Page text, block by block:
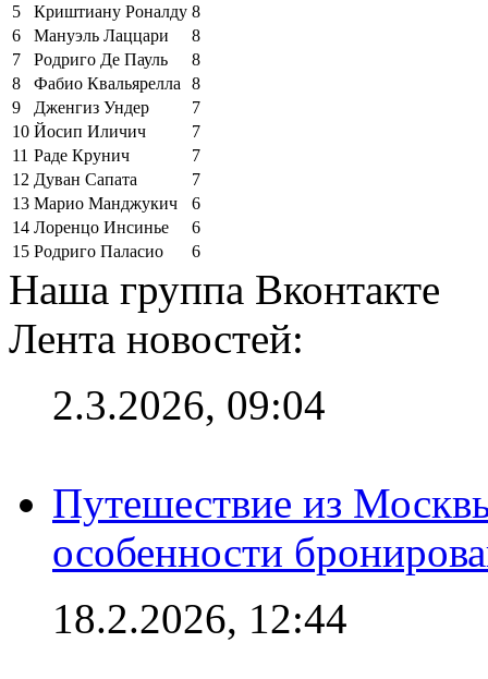
5
Криштиану Роналду 8
6
Мануэль Лаццари
8
7
Родриго Де Пауль
8
8
Фабио Квальярелла
8
9
Дженгиз Ундер
7
10 Йосип Иличич
7
11 Раде Крунич
7
12 Дуван Сапата
7
13 Марио Манджукич
6
14 Лоренцо Инсинье
6
15 Родриго Паласио 6
Наша группа Вконтакте
Лента новостей:
2.3.2026, 09:04
Путешествие из
особенности
18.2.2026, 12:44